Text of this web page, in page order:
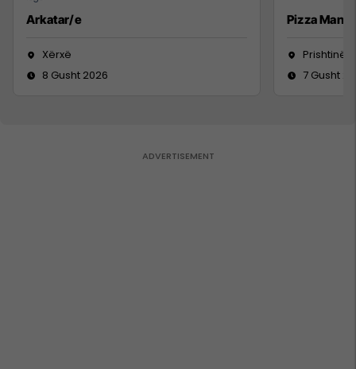
Arkatar/e
Xërxë
8 Gusht 2026
Pizza Man
Prishtinë
7 Gusht